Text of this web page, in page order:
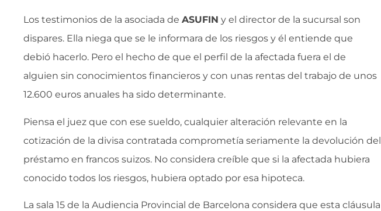
Los testimonios de la asociada de ASUFIN y el director de la sucursal son
dispares. Ella niega que se le informara de los riesgos y él entiende que
debió hacerlo. Pero el hecho de que el perfil de la afectada fuera el de
alguien sin conocimientos financieros y con unas rentas del trabajo de unos
12.600 euros anuales ha sido determinante.
Piensa el juez que con ese sueldo, cualquier alteración relevante en la
cotización de la divisa contratada comprometía seriamente la devolución del
préstamo en francos suizos. No considera creíble que si la afectada hubiera
conocido todos los riesgos, hubiera optado por esa hipoteca.
La sala 15 de la Audiencia Provincial de Barcelona considera que esta cláusula